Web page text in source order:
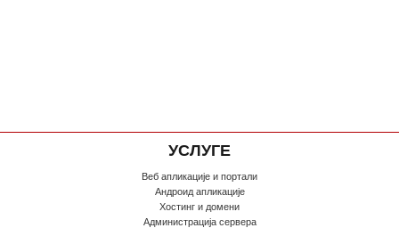
УСЛУГЕ
Веб апликације и портали
Андроид апликације
Хостинг и домени
Администрација сервера